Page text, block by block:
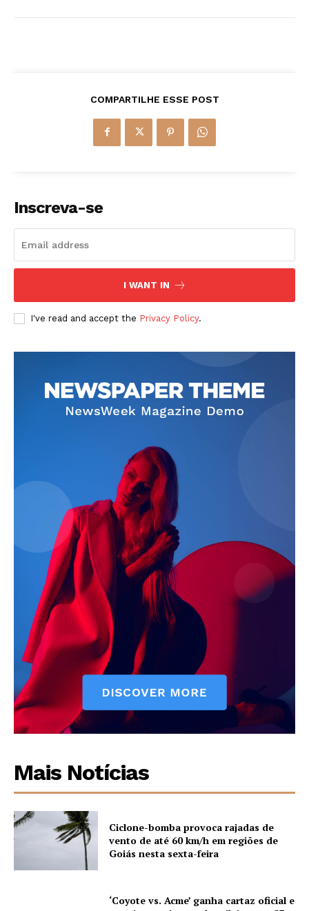
COMPARTILHE ESSE POST
Inscreva-se
I WANT IN
I've read and accept the Privacy Policy.
Mais Notícias
Ciclone-bomba provoca rajadas de
vento de até 60 km/h em regiões de
Goiás nesta sexta-feira
‘Coyote vs. Acme’ ganha cartaz oficial e